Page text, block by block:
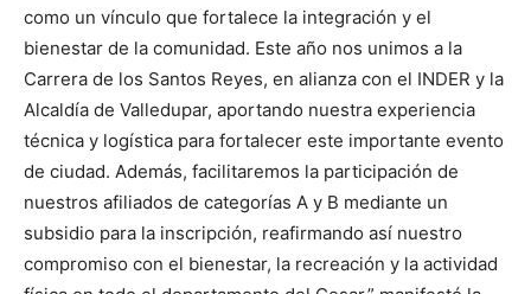
como un vínculo que fortalece la integración y el
bienestar de la comunidad. Este año nos unimos a la
Carrera de los Santos Reyes, en alianza con el INDER y la
Alcaldía de Valledupar, aportando nuestra experiencia
técnica y logística para fortalecer este importante evento
de ciudad. Además, facilitaremos la participación de
nuestros afiliados de categorías A y B mediante un
subsidio para la inscripción, reafirmando así nuestro
compromiso con el bienestar, la recreación y la actividad